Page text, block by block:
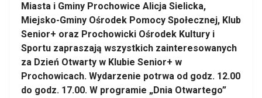
Miasta i Gminy Prochowice Alicja Sielicka,
Miejsko-Gminy Ośrodek Pomocy Społecznej, Klub
Senior+ oraz Prochowicki Ośrodek Kultury i
Sportu zapraszają wszystkich zainteresowanych
za Dzień Otwarty w Klubie Senior+ w
Prochowicach. Wydarzenie potrwa od godz. 12.00
do godz. 17.00. W programie „Dnia Otwartego”